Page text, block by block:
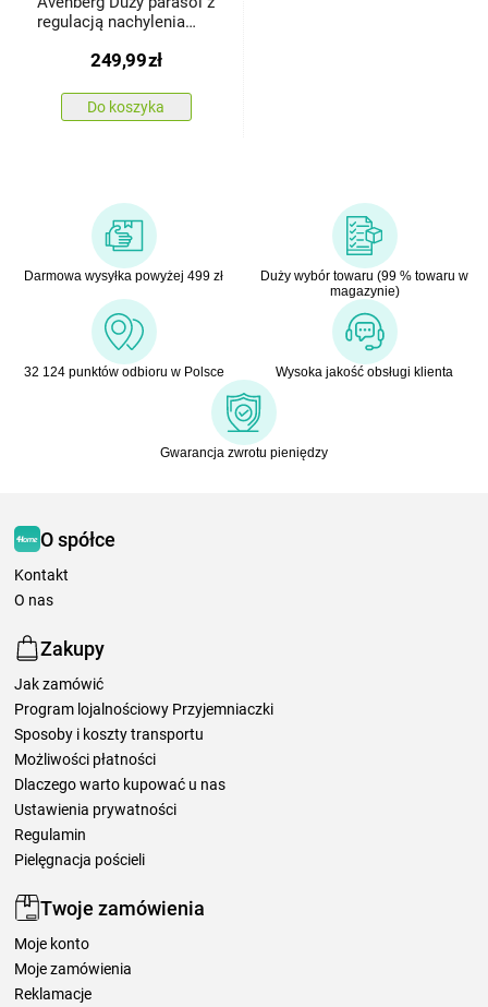
regulacją nachylenia
ciemnozielony
249,99zł
Do koszyka
Darmowa wysyłka powyżej 499 zł
Duży wybór towaru (99 % towaru w
magazynie)
32 124 punktów odbioru w Polsce Wysoka jakość obsługi klienta
Gwarancja zwrotu pieniędzy
O spółce
Kontakt
O nas
Zakupy
Jak zamówić
Program lojalnościowy Przyjemniaczki
Sposoby i koszty transportu
Możliwości płatności
Dlaczego warto kupować u nas
Ustawienia prywatności
Regulamin
Pielęgnacja pościeli
Twoje zamówienia
Moje konto
Moje zamówienia
Reklamacje